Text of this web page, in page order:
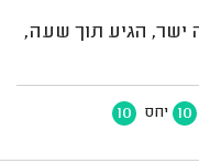
ישר, הגיע תוך שעה,
10 יחס 10